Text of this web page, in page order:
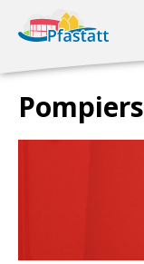
Pompiers